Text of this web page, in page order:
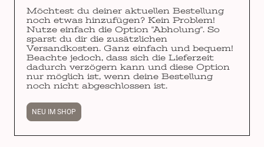
Möchtest du deiner aktuellen Bestellung
noch etwas hinzufügen? Kein Problem!
Nutze einfach die Option "Abholung". So
sparst du dir die zusätzlichen
Versandkosten. Ganz einfach und bequem!
Beachte jedoch, dass sich die Lieferzeit
dadurch verzögern kann und diese Option
nur möglich ist, wenn deine Bestellung
noch nicht abgeschlossen ist.
NEU IM SHOP